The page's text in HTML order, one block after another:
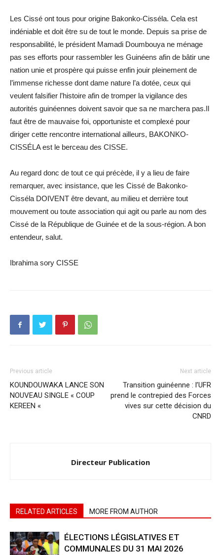
Les Cissé ont tous pour origine Bakonko-Cisséla. Cela est
indéniable et doit être su de tout le monde. Depuis sa prise de
responsabilité, le président Mamadi Doumbouya ne ménage
pas ses efforts pour rassembler les Guinéens afin de bâtir une
nation unie et prospère qui puisse enfin jouir pleinement de
l’immense richesse dont dame nature l’a dotée, ceux qui
veulent falsifier l’histoire afin de tromper la vigilance des
autorités guinéennes doivent savoir que sa ne marchera pas.Il
faut être de mauvaise foi, opportuniste et complexé pour
diriger cette rencontre international ailleurs, BAKONKO-
CISSÉLA est le berceau des CISSE.
Au regard donc de tout ce qui précède, il y a lieu de faire
remarquer, avec insistance, que les Cissé de Bakonko-
Cisséla DOIVENT être devant, au milieu et derrière tout
mouvement ou toute association qui agit ou parle au nom des
Cissé de la République de Guinée et de la sous-région. A bon
entendeur, salut.
Ibrahima sory CISSE
Previous article
KOUNDOUWAKA LANCE SON
NOUVEAU SINGLE « COUP
KEREEN «
Next article
Transition guinéenne : l’UFR
prend le contrepied des Forces
vives sur cette décision du
CNRD
Directeur Publication
RELATED ARTICLES MORE FROM AUTHOR
ÉLECTIONS LÉGISLATIVES ET
COMMUNALES DU 31 MAI 2026